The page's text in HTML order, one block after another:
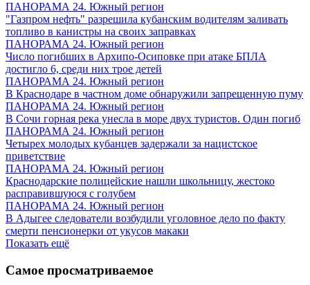
ПАНОРАМА 24. Южный регион
"Газпром нефть" разрешила кубанским водителям заливать
топливо в канистры на своих заправках
ПАНОРАМА 24. Южный регион
Число погибших в Архипо-Осиповке при атаке БПЛА
достигло 6, среди них трое детей
ПАНОРАМА 24. Южный регион
В Краснодаре в частном доме обнаружили запрещенную пуму
ПАНОРАМА 24. Южный регион
В Сочи горная река унесла в море двух туристов. Один погиб
ПАНОРАМА 24. Южный регион
Четырех молодых кубанцев задержали за нацистское
приветствие
ПАНОРАМА 24. Южный регион
Краснодарские полицейские нашли школьницу, жестоко
расправившуюся с голубем
ПАНОРАМА 24. Южный регион
В Адыгее следователи возбудили уголовное дело по факту
смерти пенсионерки от укусов макаки
Показать ещё
Самое просматриваемое